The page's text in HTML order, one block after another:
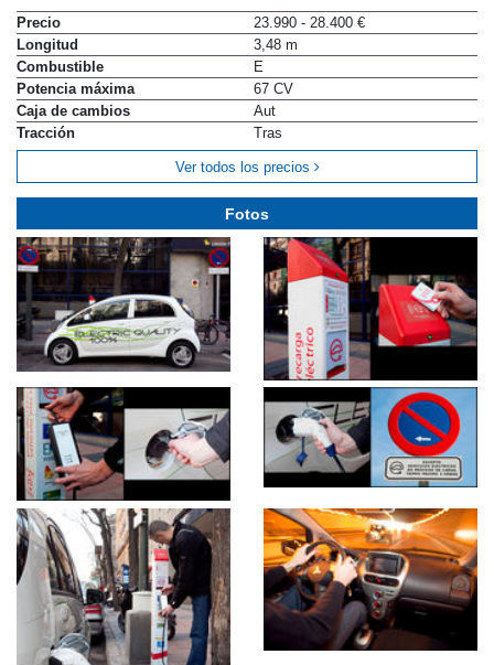
Precio
23.990 - 28.400 €
Longitud
3,48 m
Combustible
E
Potencia máxima
67 CV
Caja de cambios
Aut
Tracción
Tras
Ver todos los precios
Fotos